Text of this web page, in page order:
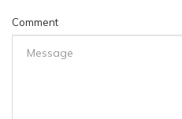
Comment